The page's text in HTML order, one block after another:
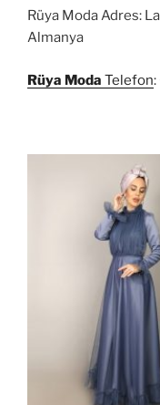
Rüya Moda Adres:
Almanya
Rüya Moda Telefon: